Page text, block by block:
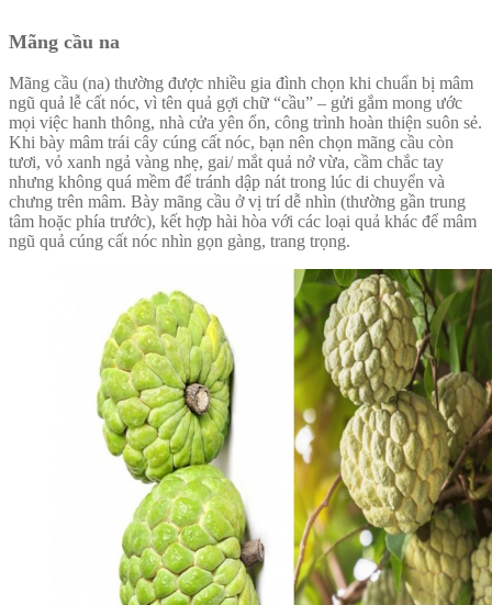
Mãng cầu na
Mãng cầu (na) thường được nhiều gia đình chọn khi chuẩn bị mâm
ngũ quả lễ cất nóc, vì tên quả gợi chữ “cầu” – gửi gắm mong ước
mọi việc hanh thông, nhà cửa yên ổn, công trình hoàn thiện suôn sẻ.
Khi bày mâm trái cây cúng cất nóc, bạn nên chọn mãng cầu còn
tươi, vỏ xanh ngả vàng nhẹ, gai/ mắt quả nở vừa, cầm chắc tay
nhưng không quá mềm để tránh dập nát trong lúc di chuyển và
chưng trên mâm. Bày mãng cầu ở vị trí dễ nhìn (thường gần trung
tâm hoặc phía trước), kết hợp hài hòa với các loại quả khác để mâm
ngũ quả cúng cất nóc nhìn gọn gàng, trang trọng.